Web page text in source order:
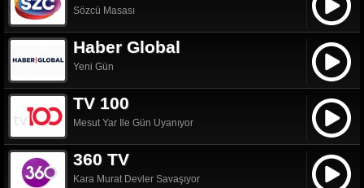
Sözcü Masası
Haber Global
Yeni Gün
TV 100
Mesut Yar Ile Gün Uyanıyor
360 TV
Kara Murat Devler Savaşıyor